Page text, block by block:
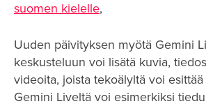
suomen kielelle,
Uuden päivityksen myötä Gemini
keskusteluun voi lisätä kuvia,
videoita, joista tekoälyltä voi
Gemini Liveltä voi esimerkiksi